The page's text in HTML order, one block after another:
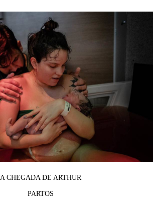
A CHEGADA DE ARTHUR
PARTOS